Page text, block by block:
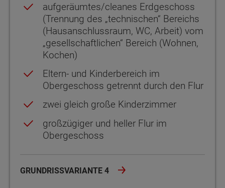
aufgeräumtes/cleanes Erdgeschoss
(Trennung des „technischen“ Bereichs
(Hausanschlussraum, WC, Arbeit) vom
„gesellschaftlichen“ Bereich (Wohnen,
Kochen)
Eltern- und Kinderbereich im
Obergeschoss getrennt durch den Flur
zwei gleich große Kinderzimmer
großzügiger und heller Flur im
Obergeschoss
GRUNDRISSVARIANTE 4